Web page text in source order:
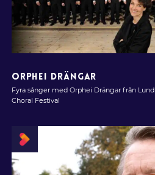
ORPHEI DRÄNGAR
Fyra sånger med Orphei Drängar från Lund
Choral Festival